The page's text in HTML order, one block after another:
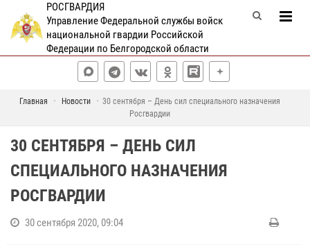
РОСГВАРДИЯ
Управление Федеральной службы войск
национальной гвардии Российской
Федерации по Белгородской области
Главная Новости
30 сентября – День сил специального назначения
Росгвардии
30 СЕНТЯБРЯ – ДЕНЬ СИЛ
СПЕЦИАЛЬНОГО НАЗНАЧЕНИЯ
РОСГВАРДИИ
30 сентября 2020, 09:04